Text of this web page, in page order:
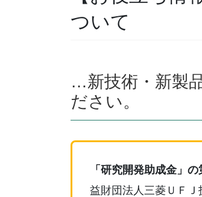
ついて
…新技術・新製
ださい。
「研究開発助成金」
益財団法人三菱ＵＦ